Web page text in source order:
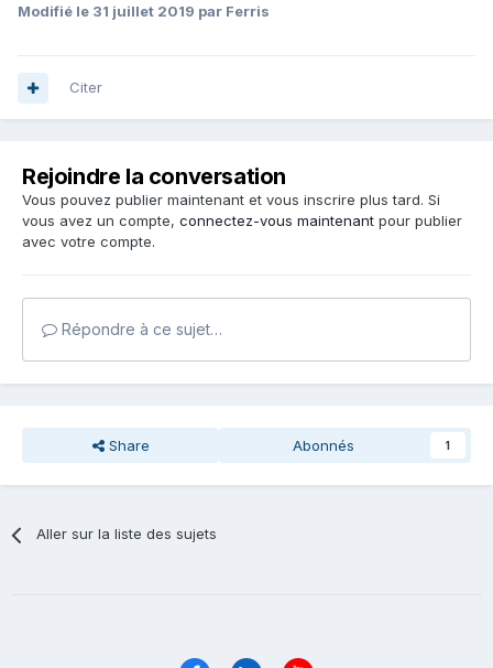
Modifié le 31 juillet 2019 par Ferris
Citer
Rejoindre la conversation
Vous pouvez publier maintenant et vous inscrire plus tard. Si
vous avez un compte, connectez-vous maintenant pour publier
avec votre compte.
Répondre à ce sujet…
Share Abonnés 1
Aller sur la liste des sujets